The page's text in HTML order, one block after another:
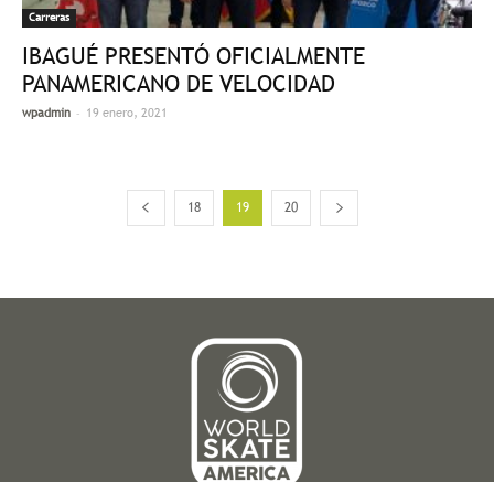
Carreras
IBAGUÉ PRESENTÓ OFICIALMENTE
PANAMERICANO DE VELOCIDAD
wpadmin - 19 enero, 2021
18 19 20